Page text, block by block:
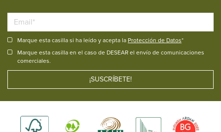
Marque esta casilla si ha leído y acepta la Protección de Datos*
Marque esta casilla en el caso de DESEAR el envío de comunicaciones
comerciales.